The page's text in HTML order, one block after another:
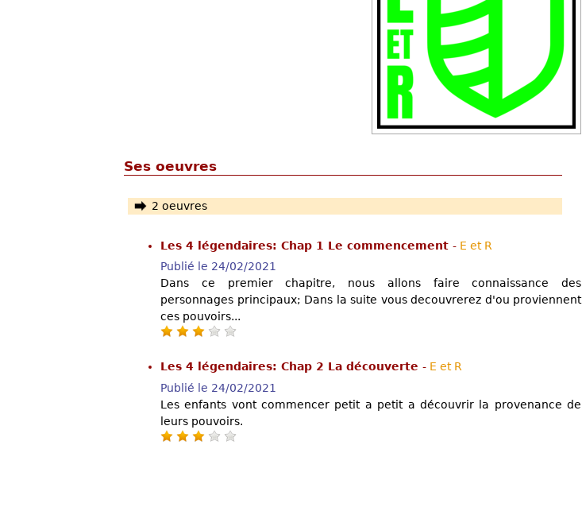
Ses oeuvres
2 oeuvres
Les 4 légendaires: Chap 1 Le commencement - E et R
Publié le 24/02/2021
Dans ce premier chapitre, nous allons faire connaissance des
personnages principaux; Dans la suite vous decouvrerez d'ou proviennent
ces pouvoirs...
Les 4 légendaires: Chap 2 La découverte - E et R
Publié le 24/02/2021
Les enfants vont commencer petit a petit a découvrir la provenance de
leurs pouvoirs.